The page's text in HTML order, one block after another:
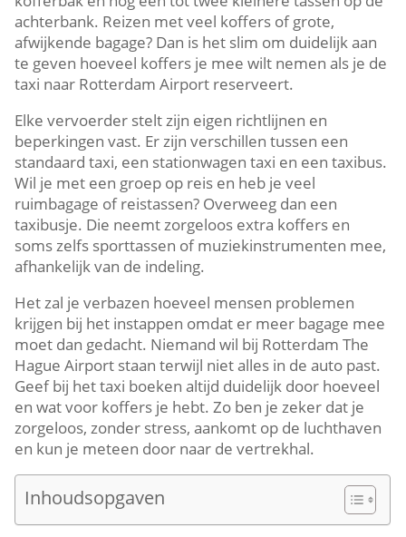
achterbank. Reizen met veel koffers of grote,
afwijkende bagage? Dan is het slim om duidelijk aan
te geven hoeveel koffers je mee wilt nemen als je de
taxi naar Rotterdam Airport reserveert.
Elke vervoerder stelt zijn eigen richtlijnen en
beperkingen vast. Er zijn verschillen tussen een
standaard taxi, een stationwagen taxi en een taxibus.
Wil je met een groep op reis en heb je veel
ruimbagage of reistassen? Overweeg dan een
taxibusje. Die neemt zorgeloos extra koffers en
soms zelfs sporttassen of muziekinstrumenten mee,
afhankelijk van de indeling.
Het zal je verbazen hoeveel mensen problemen
krijgen bij het instappen omdat er meer bagage mee
moet dan gedacht. Niemand wil bij Rotterdam The
Hague Airport staan terwijl niet alles in de auto past.
Geef bij het taxi boeken altijd duidelijk door hoeveel
en wat voor koffers je hebt. Zo ben je zeker dat je
zorgeloos, zonder stress, aankomt op de luchthaven
en kun je meteen door naar de vertrekhal.
Inhoudsopgaven